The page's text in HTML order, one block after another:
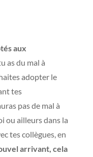
aux
as du mal à
adopter le
tes
pas de mal à
ou ailleurs dans la
tes collègues, en
arrivant, cela